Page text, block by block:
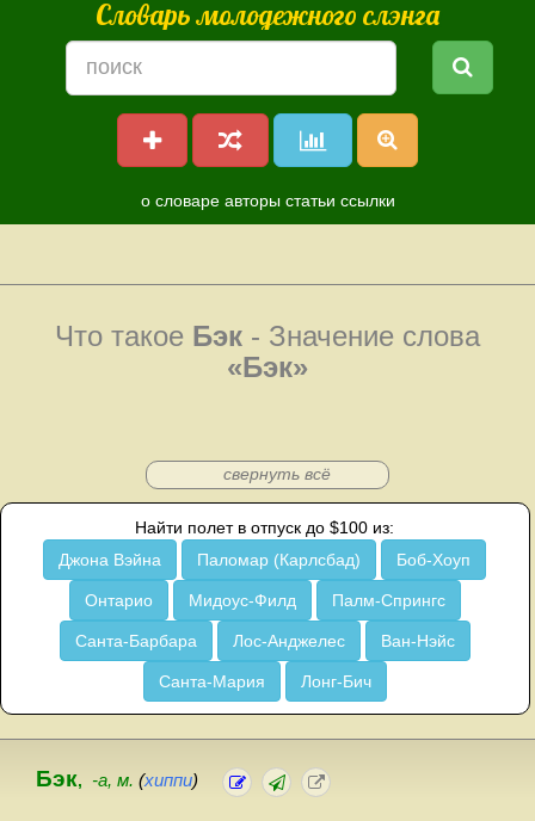
Словарь молодежного слэнга
о словаре авторы статьи ссылки
Что такое Бэк - Значение слова
«Бэк»
свернуть всё
Найти полет в отпуск до $100 из:
Джона Вэйна
Паломар (Карлсбад) Боб-Хоуп
Онтарио Мидоус-Филд Палм-Спрингс
Санта-Барбара Лос-Анджелес Ван-Нэйс
Санта-Мария Лонг-Бич
Бэк, -а, м. (хиппи)